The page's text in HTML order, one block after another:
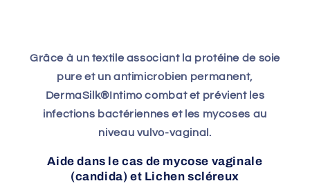
Grâce à un textile associant la protéine de soie
pure et un antimicrobien permanent,
DermaSilk®Intimo combat et prévient les
infections bactériennes et les mycoses au
niveau vulvo-vaginal.
Aide dans le cas de mycose vaginale
(candida) et Lichen scléreux